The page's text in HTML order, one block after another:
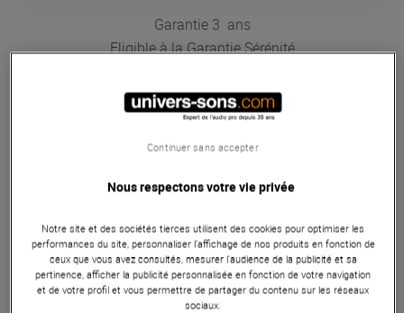
Garantie 3 ans
Eligible à la Garantie Sérénité
Découvrez une expérience sonore exceptionnelle avec le LD
Systems MAUI 28 G2 W ! Ce système sono colonne ultra-
puissance et de la légèreté, grâce à son amplificateur
possibilités d'utilisation, sa colonne déportable et ses
presets pour configuration mono ou stéréo, le LD Systems
MAUI 28 G2 W est idéal pour les artistes, les conférenciers
et les passionnés de musique en quête d'une expérience
Nous respectons votre vie privée
Notre site et des sociétés tierces utilisent des cookies pour optimiser les
performances du site, personnaliser l’affichage de nos produits en fonction de
ceux que vous avez consultés, mesurer l'audience de la publicité et sa
pertinence, afficher la publicité personnalisée en fonction de votre navigation
et de votre profil et vous permettre de partager du contenu sur les réseaux
sociaux.
Continuer sans accepter